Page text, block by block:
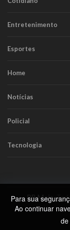
Entretenimento
Esportes
Home
Notícias
Policial
Tecnologia
RR Mais.
Para sua
Ao continuar